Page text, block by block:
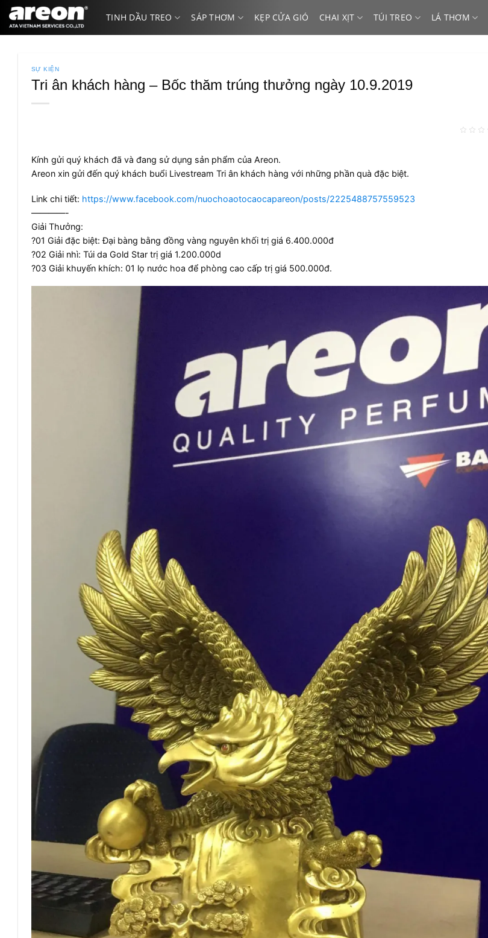
qua
nội
TINH DẦU TREO SÁP THƠM KẸP CỬA GIÓ CHAI XỊT TÚI TREO LÁ THƠM
SỰ KIỆN
Tri ân khách hàng – Bốc thăm trúng thưởng ngày 10.9.2019
Kính gửi quý khách đã và đang sử dụng sản phẩm của Areon.
Areon xin gửi đến quý khách buổi Livestream Tri ân khách hàng với những phần quà đặc biệt.
Link chi tiết: https://www.facebook.com/nuochoaotocaocapareon/posts/2225488757559523
————-
Giải Thưởng:
?01 Giải đặc biệt: Đại bàng bằng đồng vàng nguyên khối trị giá 6.400.000đ
?02 Giải nhì: Túi da Gold Star trị giá 1.200.000d
?03 Giải khuyến khích: 01 lọ nước hoa để phòng cao cấp trị giá 500.000đ.